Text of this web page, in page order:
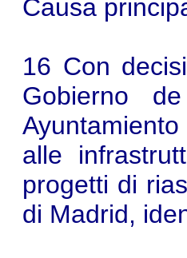
Causa
16 Con
Gobierno
alle
progetti di
di Madrid,